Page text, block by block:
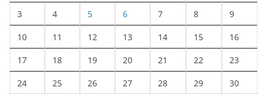
3 4 5 6 7 8 9
10 11 12 13 14 15 16
17 18 19 20 21 22 23
24 25 26 27 28 29 30